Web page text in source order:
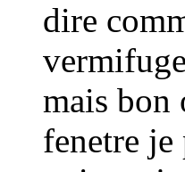
dire
mais bon
fenetre je